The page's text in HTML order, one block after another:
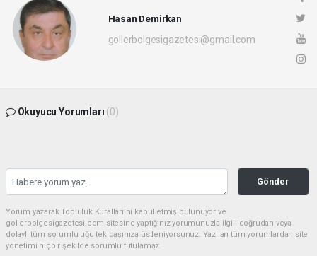
Hasan Demirkan
gollerbolgesigazetesi@gmail.com
Okuyucu Yorumları (0)
Gönder
Yorum yazarak Topluluk Kuralları’nı kabul etmiş bulunuyor ve
gollerbolgesigazetesi.com sitesine yaptığınız yorumunuzla ilgili doğrudan veya
dolaylı tüm sorumluluğu tek başınıza üstleniyorsunuz. Yazılan tüm yorumlardan site
yönetimi hiçbir şekilde sorumlu tutulamaz.